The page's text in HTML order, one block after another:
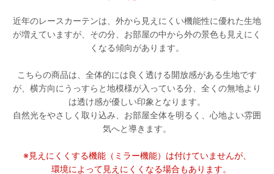
近年のレースカーテンは、外から見えにくい機能性に優れた生地
が増えていますが、その分、お部屋の中から外の景色も見えにく
くなる傾向があります。
こちらの商品は、全体的には良く透ける開放感がある生地です
が、横方向にうっすらと地模様が入っている分、全くの無地より
は透け感が優しい印象となります。
自然光をやさしく取り込み、お部屋全体を明るく、心地よい雰囲
気へと導きます。
※見えにくくする機能（ミラー機能）は付けていませんが、
環境によって見えにくくなる場合もあります。